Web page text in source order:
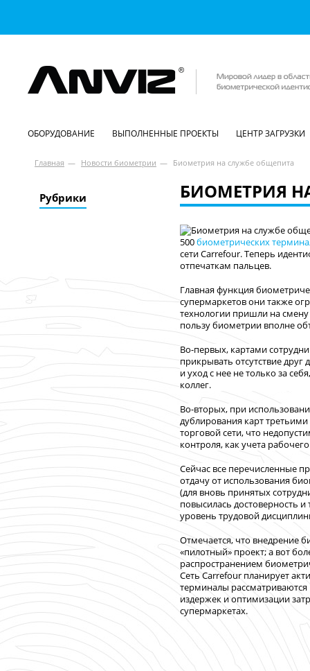
ОБОРУДОВАНИЕ ВЫПОЛНЕННЫЕ ПРОЕКТЫ ЦЕНТР ЗАГРУЗКИ
Главная — Новости биометрии — Биометрия на службе общепита
Рубрики БИОМЕТРИЯ
500биометрических
сети Carrefour. Теперь
отпечаткам пальцев.
Главная функция
супермаркетов они также
технологии пришли на
пользу биометрии вполне
Во-первых, картами
прикрывать отсутствие
и уход с нее не только за
коллег.
Во-вторых, при
дублирования карт
торговой сети, что
контроля, как учета
Сейчас все перечисленные
отдачу от использования
(для вновь принятых
повысилась достоверность
уровень трудовой
Отмечается, что внедрение
«пилотный» проект; а вот
распространением
Сеть Carrefour планирует
терминалы
издержек и оптимизации
супермаркетах.